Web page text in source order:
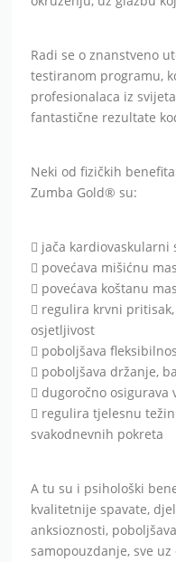
Radi se o znanstveno
testiranom programu,
profesionalaca iz
fantastične rezultate
Neki od fizičkih
Zumba Gold® su:
 jača
 povećava mišićnu
 povećava koštanu
 regulira krvni
osjetljivost
 poboljšava
 poboljšava držanje,
 dugoročno
 regulira tjelesnu
svakodnevnih pokreta
A tu su i psihološki
kvalitetnije spavate,
anksioznosti,
samopouzdanje, sve